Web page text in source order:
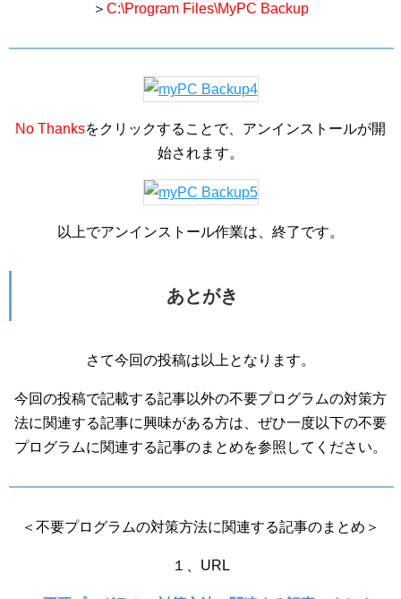
＞ C:\Program Files\MyPC Backup
No Thanksをクリックすることで、アンインストールが開
始されます。
以上でアンインストール作業は、終了です。
あとがき
さて今回の投稿は以上となります。
今回の投稿で記載する記事以外の不要プログラムの対策方
法に関連する記事に興味がある方は、ぜひ一度以下の不要
プログラムに関連する記事のまとめを参照してください。
＜不要プログラムの対策方法に関連する記事のまとめ＞
１、URL